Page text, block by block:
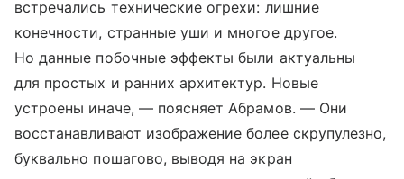
встречались технические огрехи: лишние
конечности, странные уши и многое другое.
Но данные побочные эффекты были актуальны
для простых и ранних архитектур. Новые
устроены иначе, — поясняет Абрамов. — Они
восстанавливают изображение более скрупулезно,
буквально пошагово, выводя на экран